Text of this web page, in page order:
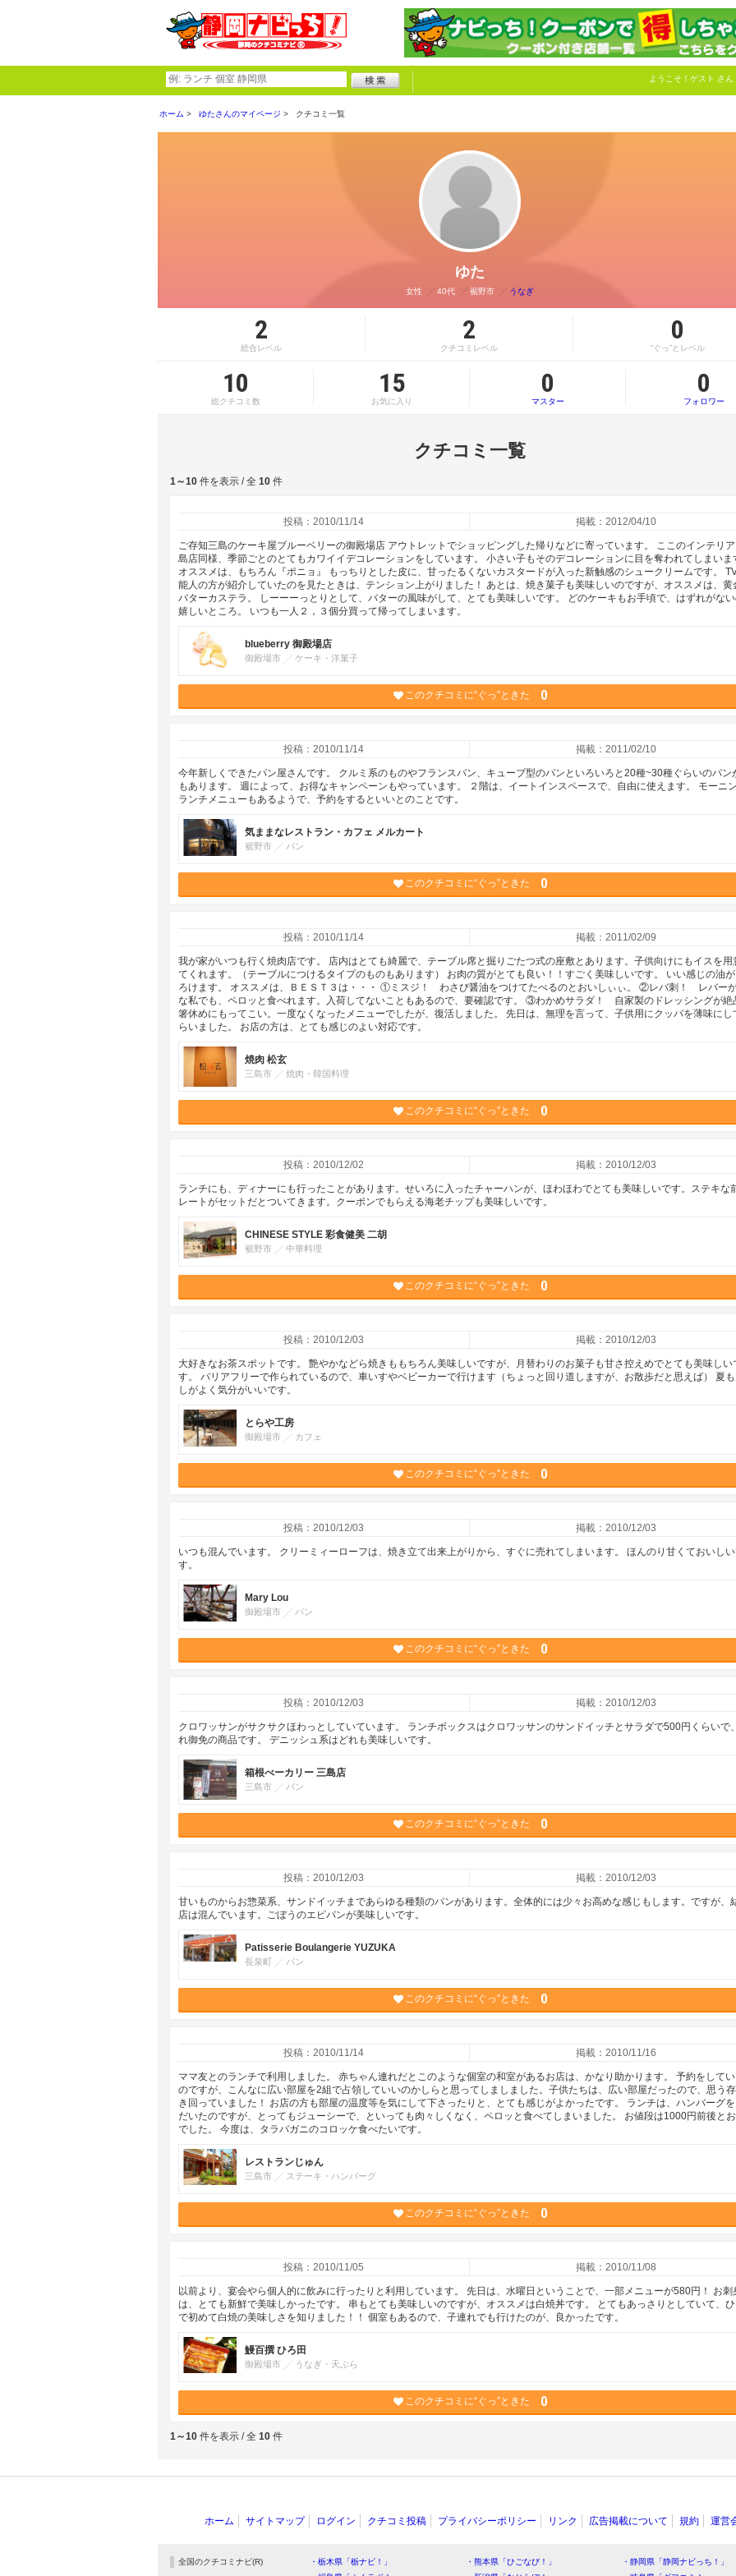
ようこそ！ ゲスト さん
ホーム ゆたさんのマイページ クチコミ一覧
ゆた
女性 40代 裾野市 うなぎ
2
総合レベル
2
クチコミレベル
0
“ぐっ”とレベル
10
総クチコミ数
15
お気に入り
0
マスター
0
フォロワー
クチコミ一覧
1～10 件を表示 / 全 10 件
投稿：2010/11/14 掲載：2012/04/10
ご存知三島のケーキ屋ブルーベリーの御殿場店 アウトレットでショッピングした帰りなどに寄っています。 ここのインテリ
島店同様、季節ごとのとてもカワイイデコレーションをしています。 小さい子もそのデコレーションに目を奪われてしまいま
オススメは、もちろん『ポニョ』 もっちりとした皮に、甘ったるくないカスタードが入った新触感のシュークリームです。
能人の方が紹介していたのを見たときは、テンション上がりました！ あとは、焼き菓子も美味しいのですが、オススメは、黄
バターカステラ。 しーーーっとりとして、バターの風味がして、とても美味しいです。 どのケーキもお手頃で、はずれがな
嬉しいところ。 いつも一人２，３個分買って帰ってしまいます。
blueberry 御殿場店
御殿場市 ケーキ・洋菓子
このクチコミに“ぐっ”ときた 0
投稿：2010/11/14 掲載：2011/02/10
今年新しくできたパン屋さんです。 クルミ系のものやフランスパン、キューブ型のパンといろいろと20種~30種ぐらいのパン
もあります。 週によって、お得なキャンペーンもやっています。 ２階は、イートインスペースで、自由に使えます。 モーニ
ランチメニューもあるようで、予約をするといいとのことです。
気ままなレストラン・カフェ メルカート
裾野市 パン
このクチコミに“ぐっ”ときた 0
投稿：2010/11/14 掲載：2011/02/09
我が家がいつも行く焼肉店です。 店内はとても綺麗で、テーブル席と掘りごたつ式の座敷とあります。子供向けにもイスを用
てくれます。（テーブルにつけるタイプのものもあります） お肉の質がとても良い！！すごく美味しいです。 いい感じの油が
ろけます。 オススメは、ＢＥＳＴ３は・・・ ①ミスジ！ わさび醤油をつけてたべるのとおいしぃぃ。 ②レバ刺！ レバー
な私でも、ペロッと食べれます。入荷してないこともあるので、要確認です。 ③わかめサラダ！ 自家製のドレッシングが絶
箸休めにもってこい。一度なくなったメニューでしたが、復活しました。 先日は、無理を言って、子供用にクッパを薄味にし
らいました。 お店の方は、とても感じのよい対応です。
焼肉 松玄
三島市 焼肉・韓国料理
このクチコミに“ぐっ”ときた 0
投稿：2010/12/02 掲載：2010/12/03
ランチにも、ディナーにも行ったことがあります。せいろに入ったチャーハンが、ほわほわでとても美味しいです。ステキな
レートがセットだとついてきます。クーポンでもらえる海老チップも美味しいです。
CHINESE STYLE 彩食健美 二胡
裾野市 中華料理
このクチコミに“ぐっ”ときた 0
投稿：2010/12/03 掲載：2010/12/03
大好きなお茶スポットです。 艶やかなどら焼きももちろん美味しいですが、月替わりのお菓子も甘さ控えめでとても美味しい
す。 バリアフリーで作られているので、車いすやベビーカーで行けます（ちょっと回り道しますが、お散歩だと思えば） 夏
しがよく気分がいいです。
とらや工房
御殿場市 カフェ
このクチコミに“ぐっ”ときた 0
投稿：2010/12/03 掲載：2010/12/03
いつも混んでいます。 クリーミィーローフは、焼き立て出来上がりから、すぐに売れてしまいます。 ほんのり甘くておいし
す。
Mary Lou
御殿場市 パン
このクチコミに“ぐっ”ときた 0
投稿：2010/12/03 掲載：2010/12/03
クロワッサンがサクサクほわっとしていています。 ランチボックスはクロワッサンのサンドイッチとサラダで500円くらいで
れ御免の商品です。 デニッシュ系はどれも美味しいです。
箱根べーカリー 三島店
三島市 パン
このクチコミに“ぐっ”ときた 0
投稿：2010/12/03 掲載：2010/12/03
甘いものからお惣菜系、サンドイッチまであらゆる種類のパンがあります。全体的には少々お高めな感じもします。ですが、
店は混んでいます。ごぼうのエピパンが美味しいです。
Patisserie Boulangerie YUZUKA
長泉町 パン
このクチコミに“ぐっ”ときた 0
投稿：2010/11/14 掲載：2010/11/16
ママ友とのランチで利用しました。 赤ちゃん連れだとこのような個室の和室があるお店は、かなり助かります。 予約をして
のですが、こんなに広い部屋を2組で占領していいのかしらと思ってしましました。子供たちは、広い部屋だったので、思う
き回っていました！ お店の方も部屋の温度等を気にして下さったりと、とても感じがよかったです。 ランチは、ハンバーグ
だいたのですが、とってもジューシーで、といっても肉々しくなく、ペロッと食べてしまいました。 お値段は1000円前後と
でした。 今度は、タラバガニのコロッケ食べたいです。
レストランじゅん
三島市 ステーキ・ハンバーグ
このクチコミに“ぐっ”ときた 0
投稿：2010/11/05 掲載：2010/11/08
以前より、宴会やら個人的に飲みに行ったりと利用しています。 先日は、水曜日ということで、一部メニューが580円！ お刺
は、とても新鮮で美味しかったです。 串もとても美味しいのですが、オススメは白焼丼です。 とてもあっさりとしていて、ひ
で初めて白焼の美味しさを知りました！！ 個室もあるので、子連れでも行けたのが、良かったです。
鰻百撰 ひろ田
御殿場市 うなぎ・天ぷら
このクチコミに“ぐっ”ときた 0
1～10 件を表示 / 全 10 件
ホーム サイトマップ ログイン クチコミ投稿 プライバシーポリシー リンク 広告掲載について 規約 運営
全国のクチコミナビ(R) ・栃木県「栃ナビ！」 ・熊本県「ひごなび！」 ・静岡県「静岡ナビっち！」